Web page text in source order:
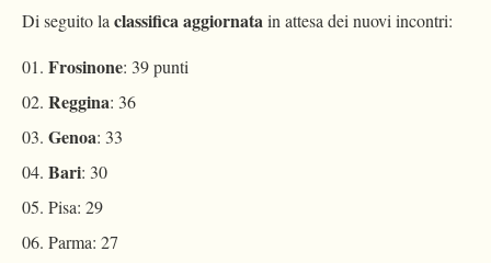
Di seguito laclassifica aggiornatain attesa dei nuovi incontri:
Frosinone: 39 punti
Reggina: 36
Genoa: 33
Bari: 30
Pisa: 29
Parma: 27